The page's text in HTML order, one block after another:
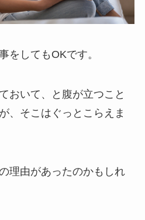
をしてもOKです。
おいて、と腹が立つこと
、そこはぐっとこらえま
理由があったのかもしれ